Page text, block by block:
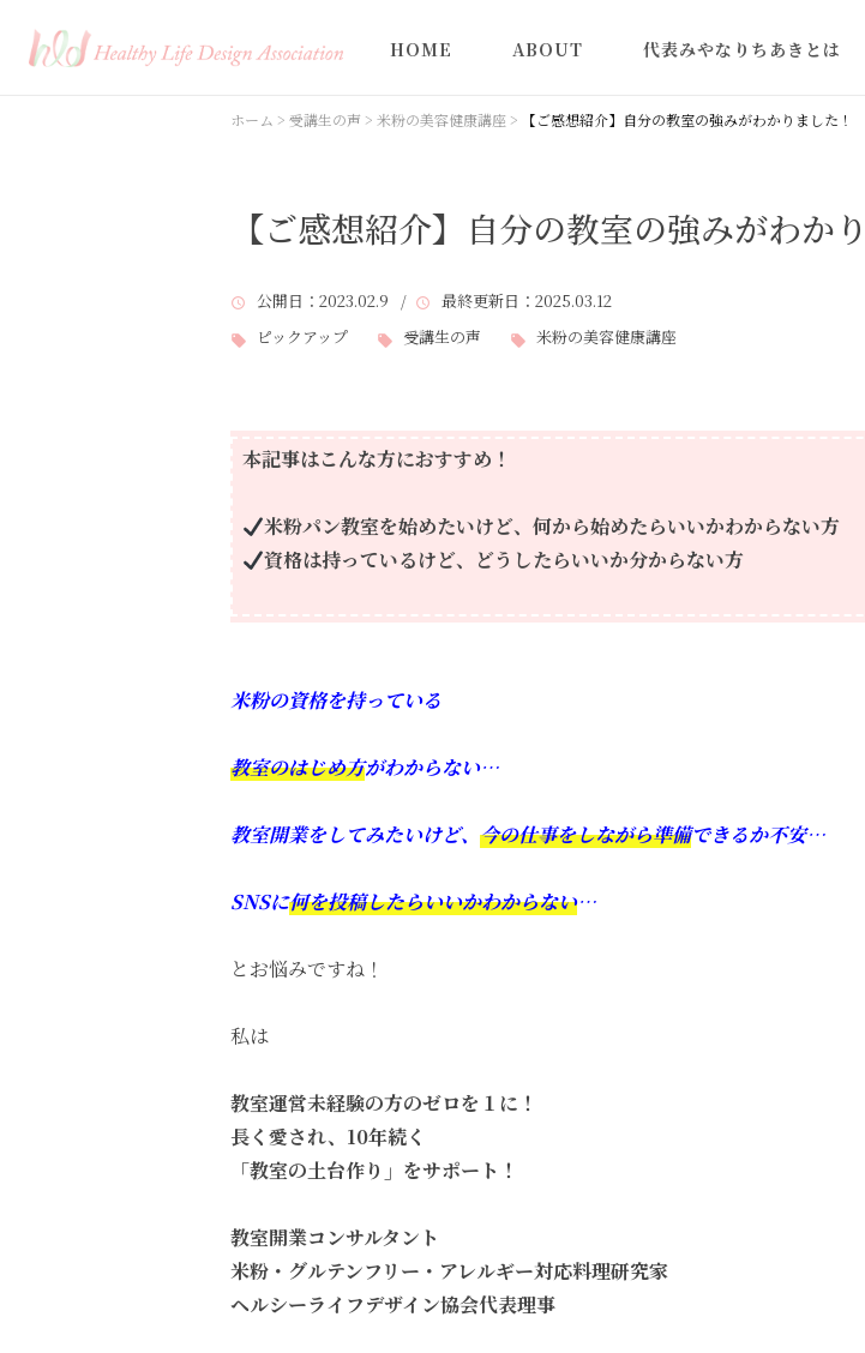
HOME ABOUT 代表みやなりちあきとは
認定講師一覧
ホーム > 受講生の声 > 米粉の美容健康講座 > 【ご感想紹介】自分の教室の強みがわかりました！
【ご感想紹介】自分の教室の強みがわか
公開日 ：2023.02.9 / 最終更新日 ：2025.03.12
ピックアップ
受講生の声 米粉の美容健康講座
本記事はこんな方におすすめ！
米粉パン教室を始めたいけど、何から始めたらいいかわからない方
資格は持っているけど、どうしたらいいか分からない方
米粉の資格を持っている
教室のはじめ方がわからない…
教室開業をしてみたいけど、 今の仕事をしながら準備できるか不安…
SNSに何を投稿したらいいかわからない…
とお悩みですね！
私は
教室運営未経験の方のゼロを１に！
長く愛され、10年続く
「教室の土台作り」をサポート！
教室開業コンサルタント
米粉・グルテンフリー・アレルギー対応料理研究家
ヘルシーライフデザイン協会代表理事